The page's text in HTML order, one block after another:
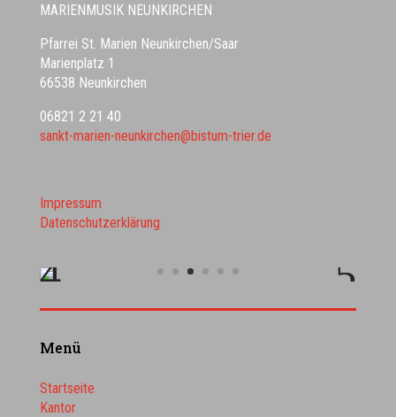
MARIENMUSIK NEUNKIRCHEN
Pfarrei St. Marien Neunkirchen/Saar
Marienplatz 1
66538 Neunkirchen
06821 2 21 40
sankt-marien-neunkirchen@bistum-trier.de
Impressum
Datenschutzerklärung
Menü
Startseite
Kantor